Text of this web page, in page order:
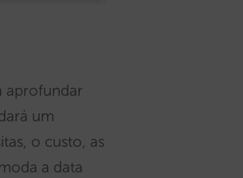
aprofundar
um
o custo, as
a data